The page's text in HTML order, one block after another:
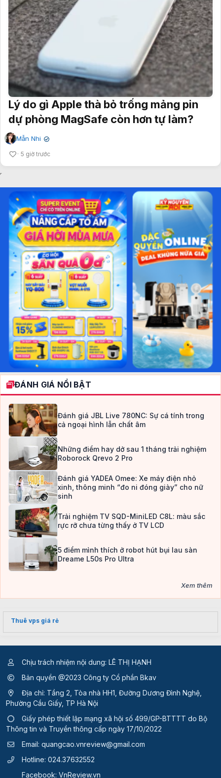
Lý do gì Apple thà bỏ trống mảng pin
dự phòng MagSafe còn hơn tự làm?
Mẫn Nhi ✔
5 giờ trước
ĐÁNH GIÁ NỔI BẬT
Đánh giá JBL Live 780NC: Sự cá tính trong
cả ngoại hình lẫn chất âm
Những điểm hay dở sau 1 tháng trải nghiệm
Roborock Qrevo 2 Pro
Đánh giá YADEA Omee: Xe máy điện nhỏ
xinh, thông minh “đo ni đóng giày” cho nữ
sinh
Trải nghiệm TV SQD-MiniLED C8L: màu sắc
rực rỡ chưa từng thấy ở TV LCD
5 điểm mình thích ở robot hút bụi lau sàn
Dreame L50s Pro Ultra
Xem thêm
Thuê vps giá rẻ
Chịu trách nhiệm nội dung: LÊ THỊ HẠNH
Bản quyền @2023 Công ty Cổ phần Bkav
Địa chỉ: Tầng 2, Tòa nhà HH1, Đường Dương Đình Nghệ,
Phường Cầu Giấy, TP Hà Nội
Giấy phép thiết lập mạng xã hội số 499/GP-BTTTT do Bộ
Thông tin và Truyền thông cấp ngày 17/10/2022
Email: quangcao.vnreview@gmail.com
Hotline: 024.37632552
Facebook: VnReview.vn